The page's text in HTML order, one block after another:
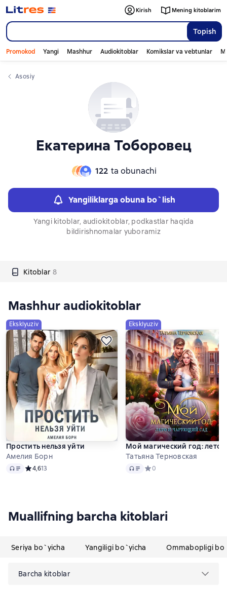
Topish
Kirish Mening kitoblarim
Promokod Yangi Mashhur Audiokitoblar Komikslar va vebtunlar
Asosiy
Екатерина Тоборовец
122 ta obunachi
Yangiliklarga obuna bo`lish
Yangi kitoblar, audiokitoblar, podkastlar haqida
bildirishnomalar yuboramiz
Kitoblar 8
Слайдер с книгами
Mashhur audiokitoblar
Eksklyuziv
Простить нельзя уйти
Амелия Борн
Audio Средний рейтинг 4,6 на основе 13 оценок
4,613
Eksklyuziv
Мой магический год: лето
Татьяна Терновская
Audio Средний рейтинг 0 на
0
Muallifning barcha kitoblari
Seriya bo`yicha Yangiligi bo`yicha Ommabopligi
Barcha kitoblar